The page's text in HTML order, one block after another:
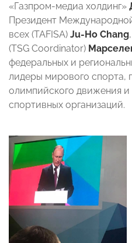
«Газпром-медиа холдинг»
Президент
всех (TAFISA) Ju-Ho Chang
(TSG Coordinator)
федеральных и
лидеры мирового спорта,
олимпийского движения
спортивных организаций.